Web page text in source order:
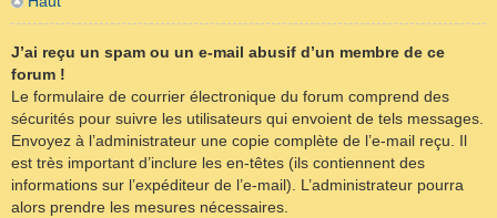
J’ai reçu un spam ou un e-mail abusif d’un membre de ce
forum !
Le formulaire de courrier électronique du forum comprend des
sécurités pour suivre les utilisateurs qui envoient de tels messages.
Envoyez à l’administrateur une copie complète de l’e-mail reçu. Il
est très important d’inclure les en-têtes (ils contiennent des
informations sur l’expéditeur de l’e-mail). L’administrateur pourra
alors prendre les mesures nécessaires.